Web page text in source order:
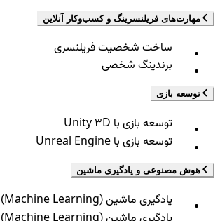
مهارت‌های فریلنسرینگ و کسب‌وکار آنلاین
ساخت شخصیت فریلنسری
برندینگ شخصی
توسعه بازی
توسعه بازی با Unity 3D
توسعه بازی با Unreal Engine
هوش مصنوعی و یادگیری ماشین
یادگیری ماشین (Machine Learning) با پایتون